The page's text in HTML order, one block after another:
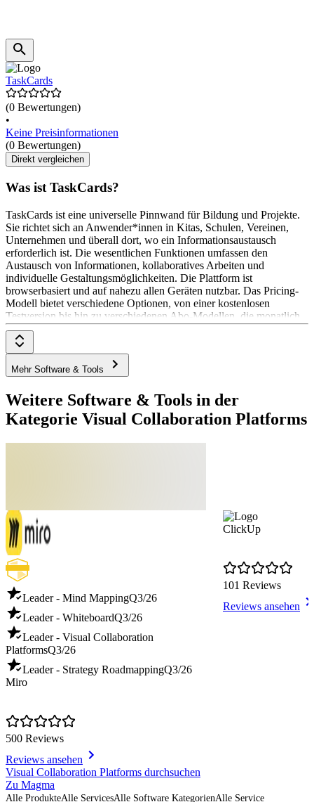
TaskCards
(0 Bewertungen)
•
Keine Preisinformationen
(0 Bewertungen)
Direkt vergleichen
Was ist TaskCards?
TaskCards ist eine universelle Pinnwand für Bildung und Projekte.
Sie richtet sich an Anwender*innen in Kitas, Schulen, Vereinen,
Unternehmen und überall dort, wo ein Informationsaustausch
erforderlich ist. Die wesentlichen Funktionen umfassen den
Austausch von Informationen, kollaboratives Arbeiten und
individuelle Gestaltungsmöglichkeiten. Die Plattform ist
browserbasiert und auf nahezu allen Geräten nutzbar. Das Pricing-
Modell bietet verschiedene Optionen, von einer kostenlosen
Testversion bis hin zu verschiedenen Abo-Modellen, die monatlich
oder jährlich abgerechnet werden. Preise beginnen bei 9 €/Nutzer*in
im Monat.
Mehr Software & Tools
Weitere Software & Tools in der
Kategorie Visual Collaboration Platforms
Leader - Mind MappingQ3/26
Leader - WhiteboardQ3/26
Leader - Visual Collaboration
PlatformsQ3/26
Leader - Strategy RoadmappingQ3/26
Miro
500 Reviews
Reviews ansehen
ClickUp
101 Reviews
Reviews ansehen
Item
1
of
Visual Collaboration Platforms durchsuchen
Zu Magma
Alle ProdukteAlle ServicesAlle Software KategorienAlle Service